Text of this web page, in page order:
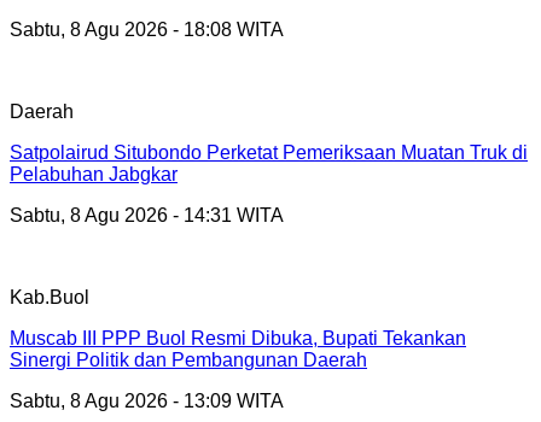
Sabtu, 8 Agu 2026 - 18:08 WITA
Daerah
Satpolairud Situbondo Perketat Pemeriksaan Muatan Truk di
Pelabuhan Jabgkar
Sabtu, 8 Agu 2026 - 14:31 WITA
Kab.Buol
Muscab III PPP Buol Resmi Dibuka, Bupati Tekankan
Sinergi Politik dan Pembangunan Daerah
Sabtu, 8 Agu 2026 - 13:09 WITA